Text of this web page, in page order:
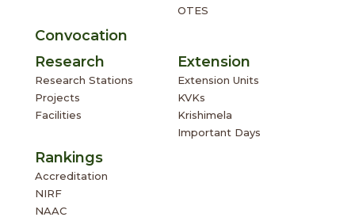
OTES
Convocation
Research
Research Stations
Projects
Facilities
Extension
Extension Units
KVKs
Krishimela
Important Days
Rankings
Accreditation
NIRF
NAAC